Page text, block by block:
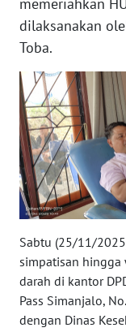
dilaksanakan
Toba.
Sabtu (25/11/
simpatisan hingga
darah di kantor
Pass Simanjalo,
dengan Dinas
KARIR
DISCLAIMER
Wahana
News
Regional
WN
SUMUT
WN
JAKARTA
WN
JABAR